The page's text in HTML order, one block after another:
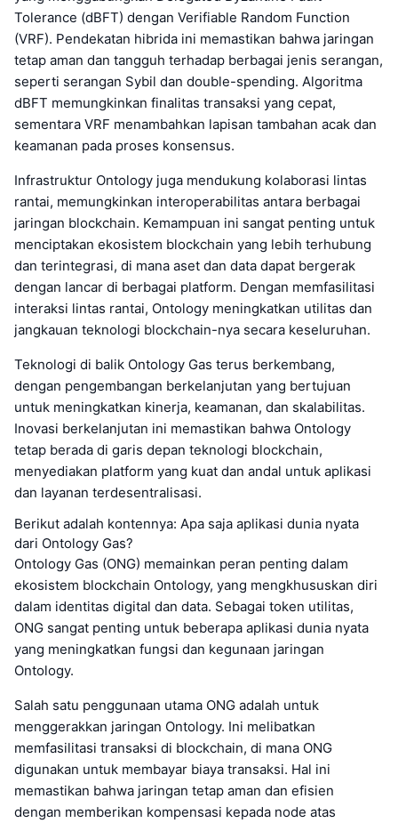
Tolerance (dBFT) dengan Verifiable Random Function
(VRF). Pendekatan hibrida ini memastikan bahwa jaringan
tetap aman dan tangguh terhadap berbagai jenis serangan,
seperti serangan Sybil dan double-spending. Algoritma
dBFT memungkinkan finalitas transaksi yang cepat,
sementara VRF menambahkan lapisan tambahan acak dan
keamanan pada proses konsensus.
Infrastruktur Ontology juga mendukung kolaborasi lintas
rantai, memungkinkan interoperabilitas antara berbagai
jaringan blockchain. Kemampuan ini sangat penting untuk
menciptakan ekosistem blockchain yang lebih terhubung
dan terintegrasi, di mana aset dan data dapat bergerak
dengan lancar di berbagai platform. Dengan memfasilitasi
interaksi lintas rantai, Ontology meningkatkan utilitas dan
jangkauan teknologi blockchain-nya secara keseluruhan.
Teknologi di balik Ontology Gas terus berkembang,
dengan pengembangan berkelanjutan yang bertujuan
untuk meningkatkan kinerja, keamanan, dan skalabilitas.
Inovasi berkelanjutan ini memastikan bahwa Ontology
tetap berada di garis depan teknologi blockchain,
menyediakan platform yang kuat dan andal untuk aplikasi
dan layanan terdesentralisasi.
Berikut adalah kontennya: Apa saja aplikasi dunia nyata
dari Ontology Gas?
Ontology Gas (ONG) memainkan peran penting dalam
ekosistem blockchain Ontology, yang mengkhususkan diri
dalam identitas digital dan data. Sebagai token utilitas,
ONG sangat penting untuk beberapa aplikasi dunia nyata
yang meningkatkan fungsi dan kegunaan jaringan
Ontology.
Salah satu penggunaan utama ONG adalah untuk
menggerakkan jaringan Ontology. Ini melibatkan
memfasilitasi transaksi di blockchain, di mana ONG
digunakan untuk membayar biaya transaksi. Hal ini
memastikan bahwa jaringan tetap aman dan efisien
dengan memberikan kompensasi kepada node atas